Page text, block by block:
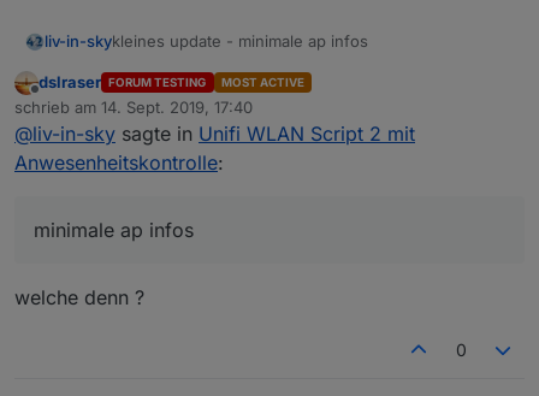
n
ol
le
n
d
p
- ist für die länge der
scriptpause verantwortlich - wird benötigt, da
(auch nur das gästenetzwerk) alle ap's einen
neustart machen (
zur überwachung solcher geräte genutzt
liv-in-skykleines update - minimale ap infos
sonst keine änderung - update muss also nicht sein
ap infos werden alle 3 zyklen geholt
Offline
dslraser FORUM TESTING MOST ACTIVE
schrieb am 14. Sept. 2019, 17:40
zuletzt editiert von
@liv-in-sky sagte in Unifi WLAN Script 2 mit
Anwesenheitskontrolle:
minimale ap infos
welche denn ?
0